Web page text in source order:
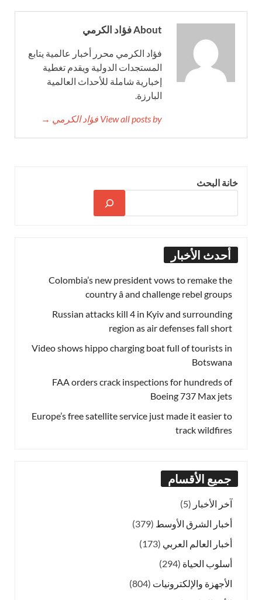
About فؤاد الكرمي
فؤاد الكرمي محرر أخبار عالمية يتابع
المستجدات الدولية ويقدم تغطية
إخبارية شاملة للأحداث العالمية
البارزة.
View all posts by فؤاد الكرمي →
خانة البحث
أحدث الأخبار
Colombia’s new president vows to remake the
country â and challenge rebel groups
Russian attacks kill 4 in Kyiv and surrounding
region as air defenses fall short
Video shows hippo charging boat full of tourists in
Botswana
FAA orders crack inspections for hundreds of
Boeing 737 Max jets
Europe’s free satellite service just made it easier to
track wildfires
جميع الأقسام
آخر الأخبار (5)
أخبار الشرق الأوسط (379)
أخبار العالم العربي (173)
أسلوب الحياة (294)
الأجهزة والإلكترونيات (804)